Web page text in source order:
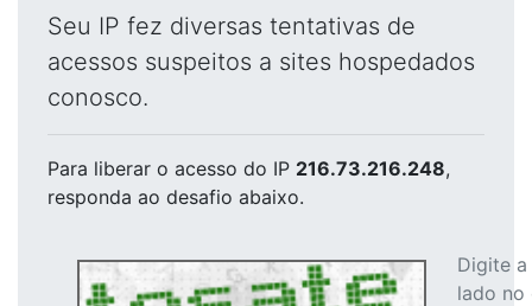
Seu IP fez diversas tentativas de
acessos suspeitos a sites hospedados
conosco.
Para liberar o acesso do IP 216.73.216.248,
responda ao desafio abaixo.
Digite
lado no